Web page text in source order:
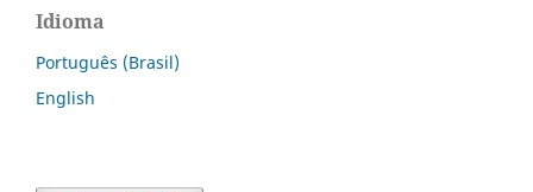
Idioma
Português (Brasil)
English